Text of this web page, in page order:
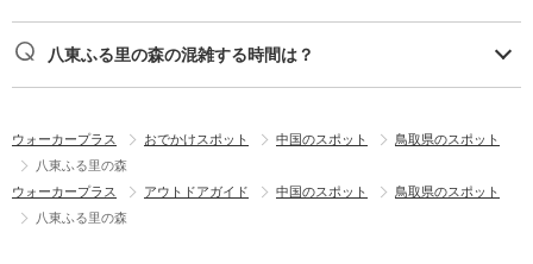
八東ふる里の森の混雑する時間は？
ウォーカープラス おでかけスポット 中国のスポット
鳥取県のスポット
八東ふる里の森
ウォーカープラス
アウトドアガイド 中国のスポット
鳥取県のスポット
八東ふる里の森